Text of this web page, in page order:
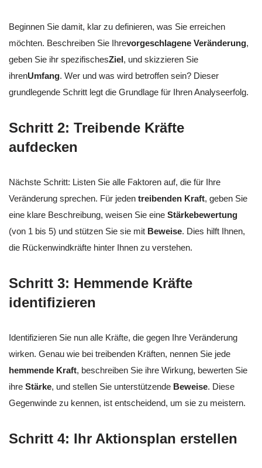
Beginnen Sie damit, klar zu definieren, was Sie erreichen
möchten. Beschreiben Sie Ihrevorgeschlagene Veränderung,
geben Sie ihr spezifischesZiel, und skizzieren Sie
ihrenUmfang. Wer und was wird betroffen sein? Dieser
grundlegende Schritt legt die Grundlage für Ihren Analyseerfolg.
Schritt 2: Treibende Kräfte
aufdecken
Nächste Schritt: Listen Sie alle Faktoren auf, die für Ihre
Veränderung sprechen. Für jeden treibenden Kraft, geben Sie
eine klare Beschreibung, weisen Sie eine Stärkebewertung
(von 1 bis 5) und stützen Sie sie mit Beweise. Dies hilft Ihnen,
die Rückenwindkräfte hinter Ihnen zu verstehen.
Schritt 3: Hemmende Kräfte
identifizieren
Identifizieren Sie nun alle Kräfte, die gegen Ihre Veränderung
wirken. Genau wie bei treibenden Kräften, nennen Sie jede
hemmende Kraft, beschreiben Sie ihre Wirkung, bewerten Sie
ihre Stärke, und stellen Sie unterstützende Beweise. Diese
Gegenwinde zu kennen, ist entscheidend, um sie zu meistern.
Schritt 4: Ihr Aktionsplan erstellen